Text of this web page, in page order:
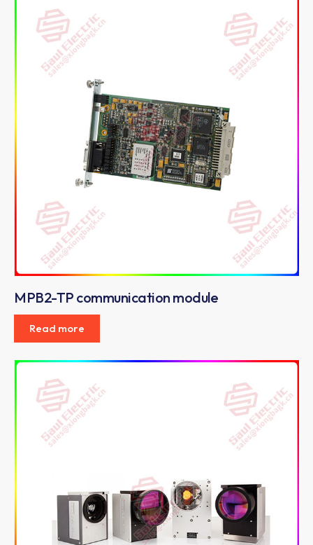
MPB2-TP communication module
Read more